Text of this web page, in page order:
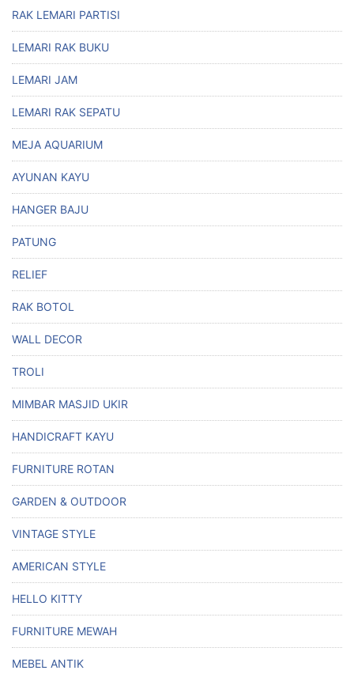
RAK LEMARI PARTISI
LEMARI RAK BUKU
LEMARI JAM
LEMARI RAK SEPATU
MEJA AQUARIUM
AYUNAN KAYU
HANGER BAJU
PATUNG
RELIEF
RAK BOTOL
WALL DECOR
TROLI
MIMBAR MASJID UKIR
HANDICRAFT KAYU
FURNITURE ROTAN
GARDEN & OUTDOOR
VINTAGE STYLE
AMERICAN STYLE
HELLO KITTY
FURNITURE MEWAH
MEBEL ANTIK